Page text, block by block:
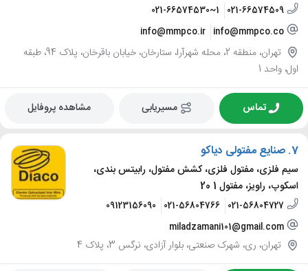
021-66574509
021-66574530~1
info@mmpco.co
info@mmpco.ir
تهران، منطقه 2، محله شهرآرا، ستارخان، خیابان باقرخان، پلاک 94، طبقه
اول، واحد 1
تماس مسیریابی مشاهده پروفایل
7. صنایع مفتولی دیاکو
سیم فلزی، مفتول فلزی، کشش مفتول، رابیتس بندی،
اسکوپ، راویز، مفتول 1 20
021-56804727
021-56804766
09123156090
miladzamani101@gmail.com
تهران، ری، شهرک صنعتی، بلوار آزادی، نرگس 3، پلاک 4